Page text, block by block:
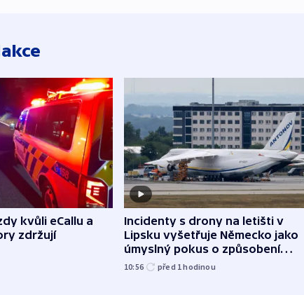
kvůli eCallu a
zdržují
Incidenty s drony na letišti v
Lipsku vyšetřuje Německo jako
úmyslný pokus o způsobení
exploze
10:56 před 1hodinou